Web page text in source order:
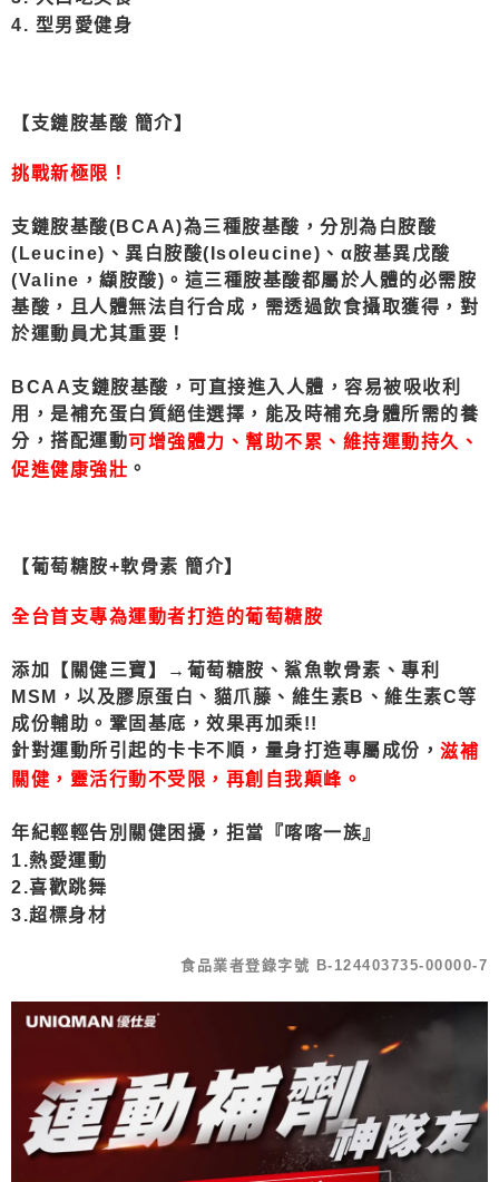
4. 型男愛健身
【支鏈胺基酸 簡介】
挑戰新極限！
支鏈胺基酸(BCAA)為三種胺基酸，分別為白胺酸
(Leucine)、異白胺酸(Isoleucine)、α胺基異戊酸
(Valine，纈胺酸)。這三種胺基酸都屬於人體的必需胺
基酸，且人體無法自行合成，需透過飲食攝取獲得，對
於運動員尤其重要！
BCAA支鏈胺基酸，可直接進入人體，容易被吸收利
用，是補充蛋白質絕佳選擇，能及時補充身體所需的養
分，搭配運動可增強體力、幫助不累、維持運動持久、
促進健康強壯 。
【葡萄糖胺+軟骨素 簡介】
全台首支專為運動者打造的葡萄糖胺
添加【關健三寶】→葡萄糖胺、鯊魚軟骨素、專利
MSM，以及膠原蛋白、貓爪藤、維生素B、維生素C等
成份輔助。鞏固基底，效果再加乘!!
針對運動所引起的卡卡不順，量身打造專屬成份， 滋補
關健，靈活行動不受限，再創自我顛峰。
年紀輕輕告別關健困擾，拒當『喀喀一族』
1.熱愛運動
2.喜歡跳舞
3.超標身材
食品業者登錄字號 B-124403735-00000-7